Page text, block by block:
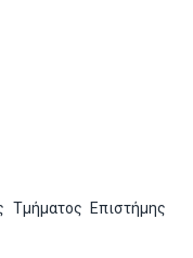
Τμήματος Επιστήμης